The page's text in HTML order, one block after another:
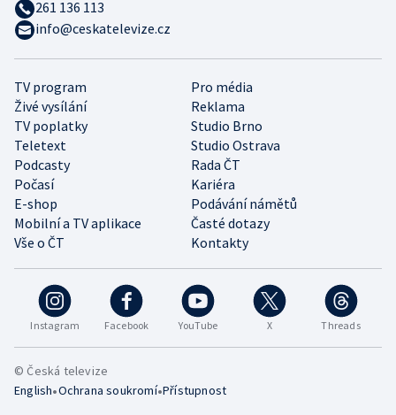
Instagram Facebook YouTube X Threads
TV program
Pro média
Živé vysílání
Reklama
TV poplatky
Studio Brno
Teletext
Studio Ostrava
Podcasty
Rada ČT
Počasí
Kariéra
E-shop
Podávání námětů
Mobilní a TV aplikace
Časté dotazy
Vše o ČT
Kontakty
261 136 113
info@ceskatelevize.cz
© Česká televize
English•Ochrana soukromí•Přístupnost